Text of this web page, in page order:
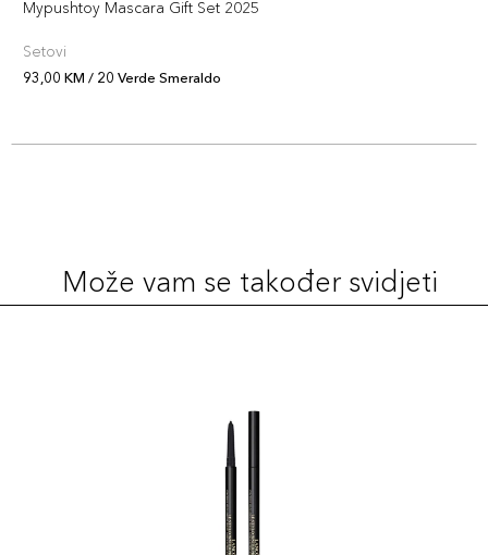
Mypushtoy Mascara Gift Set 2025
Setovi
93,00 KM / 20 Verde Smeraldo
Može vam se također svidjeti